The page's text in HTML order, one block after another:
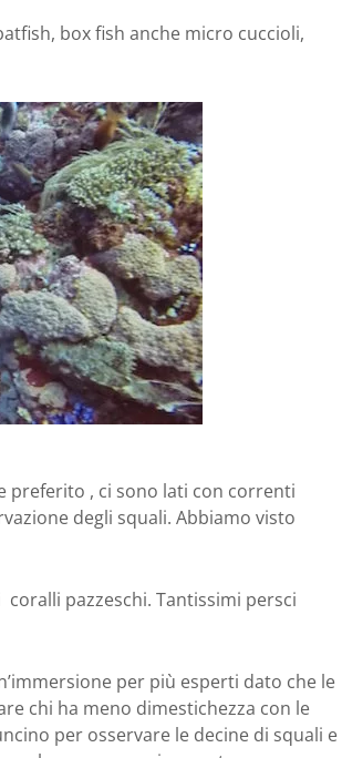
box fish anche micro cuccioli,
preferito , ci sono lati con correnti
degli squali. Abbiamo visto
pazzeschi. Tantissimi persci
per più esperti dato che le
chi ha meno dimestichezza con le
per osservare le decine di squali e